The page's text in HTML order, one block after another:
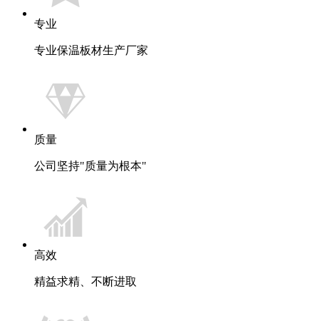
专业
专业保温板材生产厂家
质量
公司坚持"质量为根本"
高效
精益求精、不断进取